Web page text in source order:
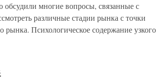
многие вопросы, связанные с
различные стадии рынка с точки
рынка. Психологическое содержание узкого